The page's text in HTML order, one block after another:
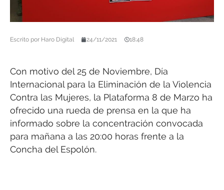
Escrito por Haro Digital 24/11/2021 18:48
Con motivo del 25 de Noviembre, Día
Internacional para la Eliminación de la Violencia
Contra las Mujeres, la Plataforma 8 de Marzo ha
ofrecido una rueda de prensa en la que ha
informado sobre la concentración convocada
para mañana a las 20:00 horas frente a la
Concha del Espolón.